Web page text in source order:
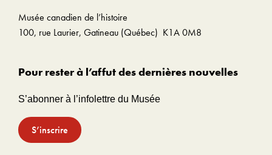
Musée canadien de l’histoire
100, rue Laurier, Gatineau (Québec) K1A 0M8
Pour rester à l’affut des dernières nouvelles
S’abonner à l’infolettre du Musée
S’inscrire